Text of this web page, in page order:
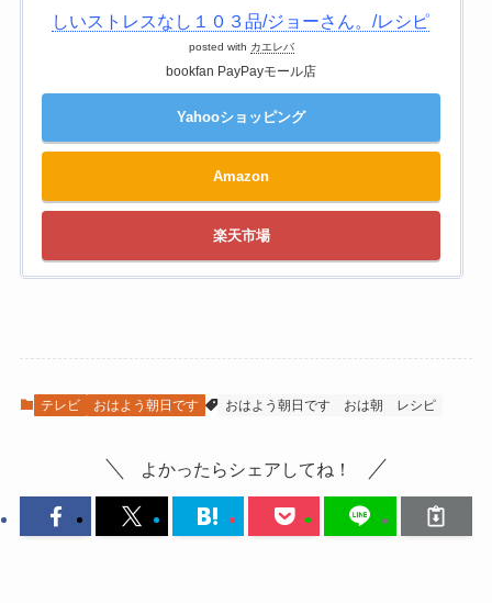
しいストレスなし１０３品/ジョーさん。/レシピ
posted with カエレバ
bookfan PayPayモール店
Yahooショッピング
Amazon
楽天市場
テレビ おはよう朝日です おはよう朝日です おは朝 レシピ
よかったらシェアしてね！